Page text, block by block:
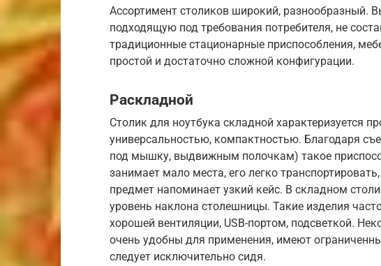
Ассортимент столиков широкий, разнообразный.
подходящую под требования потребителя, не
традиционные стационарные приспособления,
простой и достаточно сложной конфигурации.
Раскладной
Столик для ноутбука складной характеризуется
универсальностью, компактностью. Благодаря
под мышку, выдвижным полочкам) такое
занимает мало места, его легко
предмет напоминает узкий кейс. В складном
уровень наклона столешницы. Такие изделия
хорошей вентиляции, USB-портом, подсветкой.
очень удобны для применения, имеют
следует исключительно сидя.